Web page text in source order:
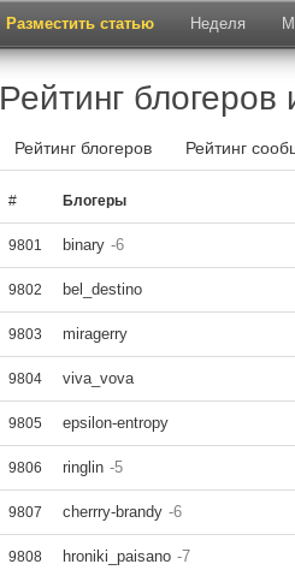
Разместить статью Неделя
Рейтинг
Рейтинг блогеров Рейтинг
# Блогеры
9801 binary -6
9802 bel_destino
9803 miragerry
9804 viva_vova
9805 epsilon-entropy
9806 ringlin -5
9807 cherrry-brandy -6
9808 hroniki_paisano -7